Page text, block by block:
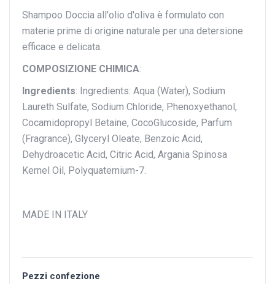
Shampoo Doccia all'olio d'oliva è formulato con
materie prime di origine naturale per una detersione
efficace e delicata.
COMPOSIZIONE CHIMICA:
Ingredients: Ingredients: Aqua (Water), Sodium
Laureth Sulfate, Sodium Chloride, Phenoxyethanol,
Cocamidopropyl Betaine, CocoGlucoside, Parfum
(Fragrance), Glyceryl Oleate, Benzoic Acid,
Dehydroacetic Acid, Citric Acid, Argania Spinosa
Kernel Oil, Polyquaternium-7.
MADE IN ITALY
Pezzi confezione